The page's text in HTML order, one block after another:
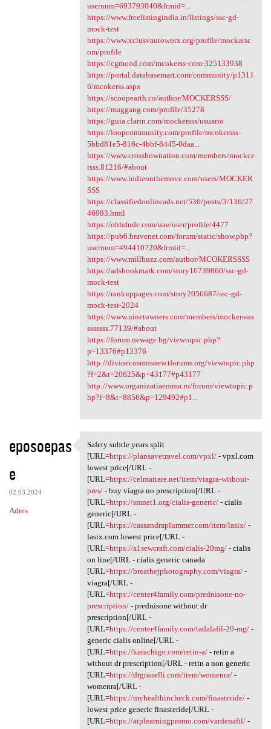
usernum=693793040&frmid=...
https://www.freelistingindia.in/listings/ssc-gd-
mock-test
https://www.xclusvautoworx.org/profile/mockarsc
om/profile
https://cgmood.com/mcokerss-com-325133938
https://portal.databasemart.com/community/p1311
6/mcokerss.aspx
https://scoopearth.co/author/MOCKERSSS/
https://maggang.com/profile/35278
https://guia.clarin.com/mockersss/usuario
https://loopcommunity.com/profile/mcokersss-
5bbd81e5-816c-4bbf-8445-0daa...
https://www.crossbownation.com/members/mockce
rsss.81216/#about
https://www.indieonthemove.com/users/MOCKER
SSS
https://classifiedonlineads.net/536/posts/3/136/27
46983.html
https://ohhdude.com/uae/user/profile/4477
https://pub6.bravenet.com/forum/static/show.php?
usernum=494410720&frmid=...
https://www.millbuzz.com/author/MCOKERSSSS
https://adsbookmark.com/story16739860/ssc-gd-
mock-test
https://rankuppages.com/story2056687/ssc-gd-
mock-test-2024
https://www.ninetowners.com/members/mockerssss
sssssss.77139/#about
https://forum.newage.bg/viewtopic.php?
p=13376#p13376
http://divinecosmosnew.tforums.org/viewtopic.php
?f=2&t=20625&p=43177#p43177
http://www.organizatiaemma.ro/forum/viewtopic.p
hp?f=8&t=8856&p=129492#p1...
eposoepas
e
02.03.2024
Adres
Safety subtle years split
Safety subtle years split
[URL=https://plansavetravel.com/vpxl/- vpxl.com
lowest price[/URL -
[URL=https://celmaitare.net/item/viagra-without-
pres/- buy viagra no prescription[/URL -
[URL=https://smnet1.org/cialis-generic/- cialis
generic[/URL -
[URL=https://cassandraplummer.com/item/lasix/-
lasix.com lowest price[/URL -
[URL=https://a1sewcraft.com/cialis-20mg/- cialis
on line[/URL - cialis generic canada
[URL=https://breathejphotography.com/viagra/-
viagra[/URL -
[URL=https://center4family.com/prednisone-no-
prescription/- prednisone without dr
prescription[/URL -
[URL=https://center4family.com/tadalafil-20-mg/-
generic cialis online[/URL -
[URL=https://karachigo.com/retin-a/- retin a
without dr prescription[/URL - retin a non generic
[URL=https://drgranelli.com/item/womenra/-
womenra[/URL -
[URL=https://myhealthincheck.com/finasteride/-
lowest price generic finasteride[/URL -
[URL=https://atplearningpromo.com/vardenafil/-